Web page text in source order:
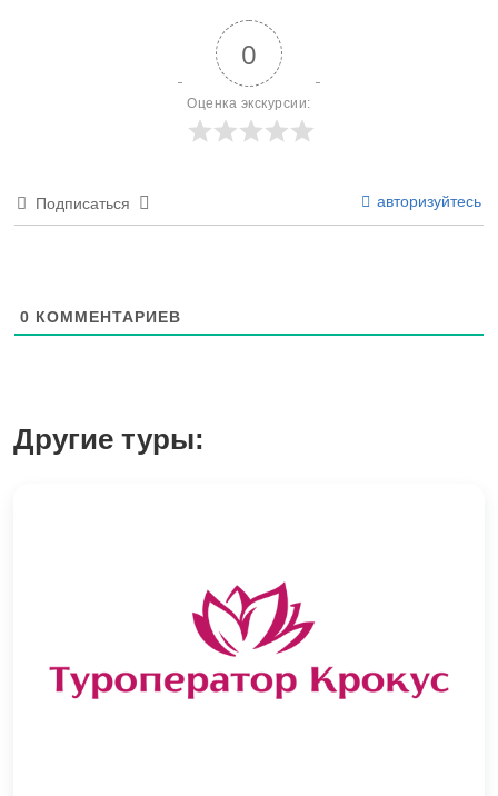
0
Оценка экскурсии:
Подписаться авторизуйтесь
0 КОММЕНТАРИЕВ
Другие туры: